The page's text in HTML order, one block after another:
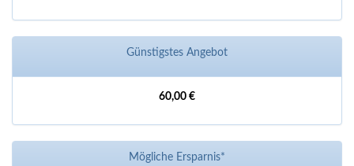
Günstigstes Angebot
60,00 €
Mögliche Ersparnis*